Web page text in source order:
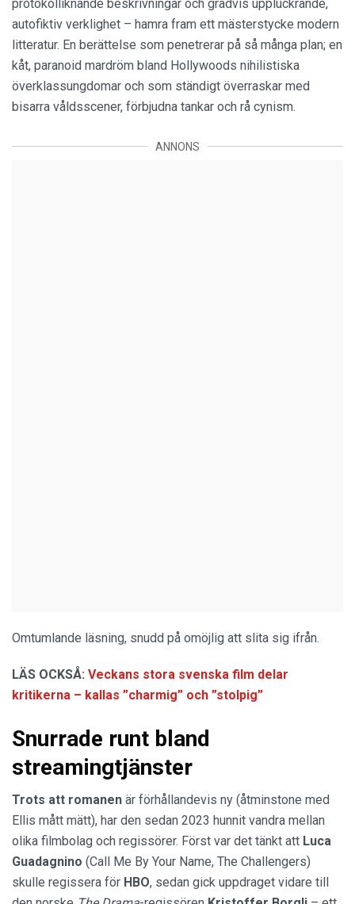
protokolliknande beskrivningar och gradvis uppluckrande,
autofiktiv verklighet – hamra fram ett mästerstycke modern
litteratur. En berättelse som penetrerar på så många plan; en
kåt, paranoid mardröm bland Hollywoods nihilistiska
överklassungdomar och som ständigt överraskar med
bisarra våldsscener, förbjudna tankar och rå cynism.
ANNONS
Omtumlande läsning, snudd på omöjlig att slita sig ifrån.
LÄS OCKSÅ: Veckans stora svenska film delar
kritikerna – kallas ”charmig” och ”stolpig”
Snurrade runt bland
streamingtjänster
Trots att romanen är förhållandevis ny (åtminstone med
Ellis mått mätt), har den sedan 2023 hunnit vandra mellan
olika filmbolag och regissörer. Först var det tänkt att Luca
Guadagnino (Call Me By Your Name, The Challengers)
skulle regissera för HBO, sedan gick uppdraget vidare till